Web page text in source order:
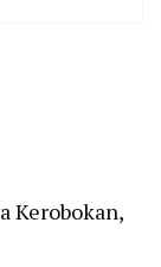
Kerobokan,